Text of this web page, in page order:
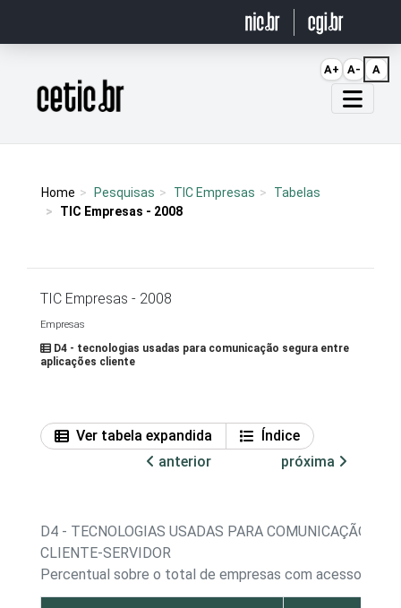
Página inicial
Home Pesquisas TIC Empresas
Tabelas
TIC Empresas - 2008
TIC Empresas - 2008
Empresas
D4 - tecnologias usadas para comunicação segura entre
aplicações cliente
Ver tabela expandida
Índice
anterior
próxima
D4 - TECNOLOGIAS USADAS PARA COMUNICAÇÃO
CLIENTE-SERVIDOR
Percentual sobre o total de empresas com acesso à
A+ A- A